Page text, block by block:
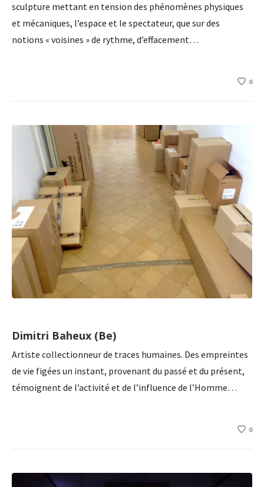
sculpture mettant en tension des phénomènes physiques
et mécaniques, l’espace et le spectateur, que sur des
notions « voisines » de rythme, d’effacement…
0
Dimitri Baheux (Be)
Artiste collectionneur de traces humaines. Des empreintes
de vie figées un instant, provenant du passé et du présent,
témoignent de l’activité et de l’influence de l’Homme…
0